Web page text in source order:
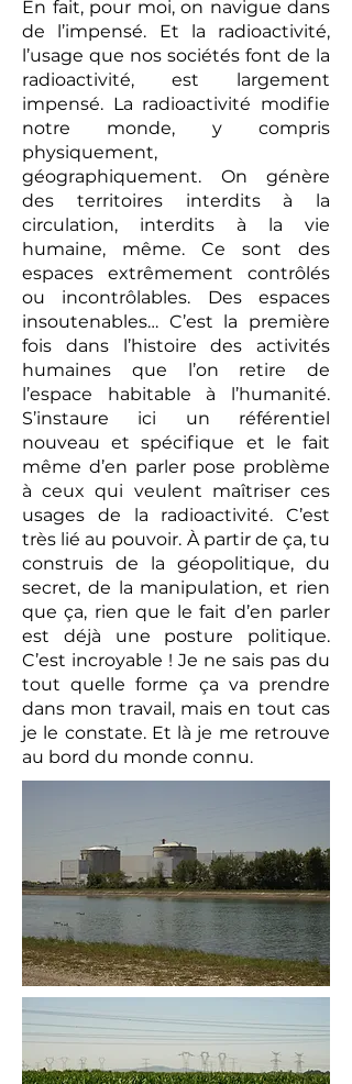
En fait, pour moi, on navigue dans
de l’impensé. Et la radioactivité,
l’usage que nos sociétés font de la
radioactivité, est largement
impensé. La radioactivité modifie
notre monde, y compris
physiquement,
géographiquement. On génère
des territoires interdits à la
circulation, interdits à la vie
humaine, même. Ce sont des
espaces extrêmement contrôlés
ou incontrôlables. Des espaces
insoutenables… C’est la première
fois dans l’histoire des activités
humaines que l’on retire de
l’espace habitable à l’humanité.
S’instaure ici un référentiel
nouveau et spécifique et le fait
même d’en parler pose problème
à ceux qui veulent maîtriser ces
usages de la radioactivité. C’est
très lié au pouvoir. À partir de ça, tu
construis de la géopolitique, du
secret, de la manipulation, et rien
que ça, rien que le fait d’en parler
est déjà une posture politique.
C’est incroyable ! Je ne sais pas du
tout quelle forme ça va prendre
dans mon travail, mais en tout cas
je le constate. Et là je me retrouve
au bord du monde connu.